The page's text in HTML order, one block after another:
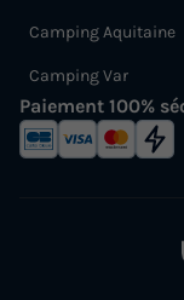
Camping Aquitaine
Camping Var
Paiement 100%